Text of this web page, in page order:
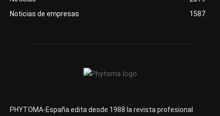
Noticias de empresas
1587
PHYTOMA-España edita desde 1988 la revista profesional